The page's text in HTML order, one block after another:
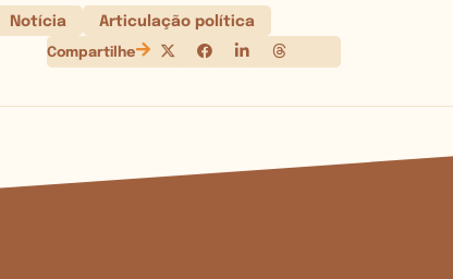
Notícia Articulação política
Compartilhe